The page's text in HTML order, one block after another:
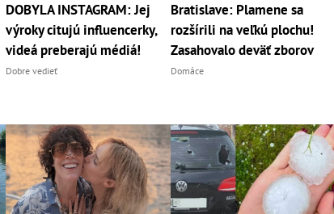
DOBYLA INSTAGRAM: Jej
výroky citujú influencerky,
videá preberajú médiá!
Dobre vedieť
Bratislave: Plamene sa
rozšírili na veľkú plochu!
Zasahovalo deväť zborov
Domáce